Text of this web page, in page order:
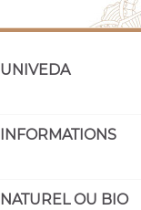
UNIVEDA
INFORMATIONS
NATUREL OU BIO